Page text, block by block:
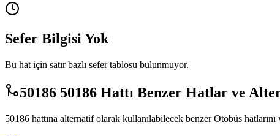
Sefer Bilgisi Yok
Bu hat için satır bazlı sefer tablosu bulunmuyor.
50186 50186 Hattı Benzer Hatlar ve
50186 hattına alternatif olarak kullanılabilecek benzer Otobüs